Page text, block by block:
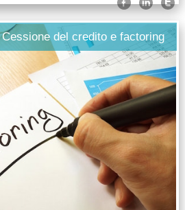
Cessione del credito e factoring